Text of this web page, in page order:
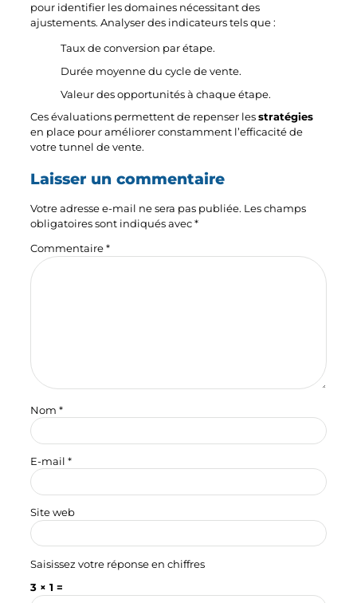
pour identifier les domaines nécessitant des
ajustements. Analyser des indicateurs tels que :
Taux de conversion par étape.
Durée moyenne du cycle de vente.
Valeur des opportunités à chaque étape.
Ces évaluations permettent de repenser lesstratégies
en place pour améliorer constamment l’efficacité de
votre tunnel de vente.
Laisser un commentaire
Votre adresse e-mail ne sera pas publiée. Les champs
obligatoires sont indiqués avec*
Commentaire*
Nom*
E-mail*
Site web
Saisissez votre réponse en chiffres
3 × 1 =